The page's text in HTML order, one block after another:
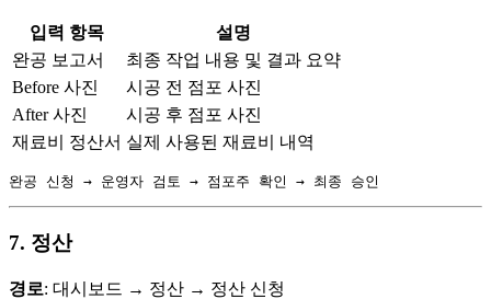
입력 항목
설명
완공 보고서
최종 작업 내용 및 결과 요약
Before 사진
시공 전 점포 사진
After 사진
시공 후 점포 사진
재료비 정산서 실제 사용된 재료비 내역
7. 정산
경로: 대시보드 → 정산 → 정산 신청